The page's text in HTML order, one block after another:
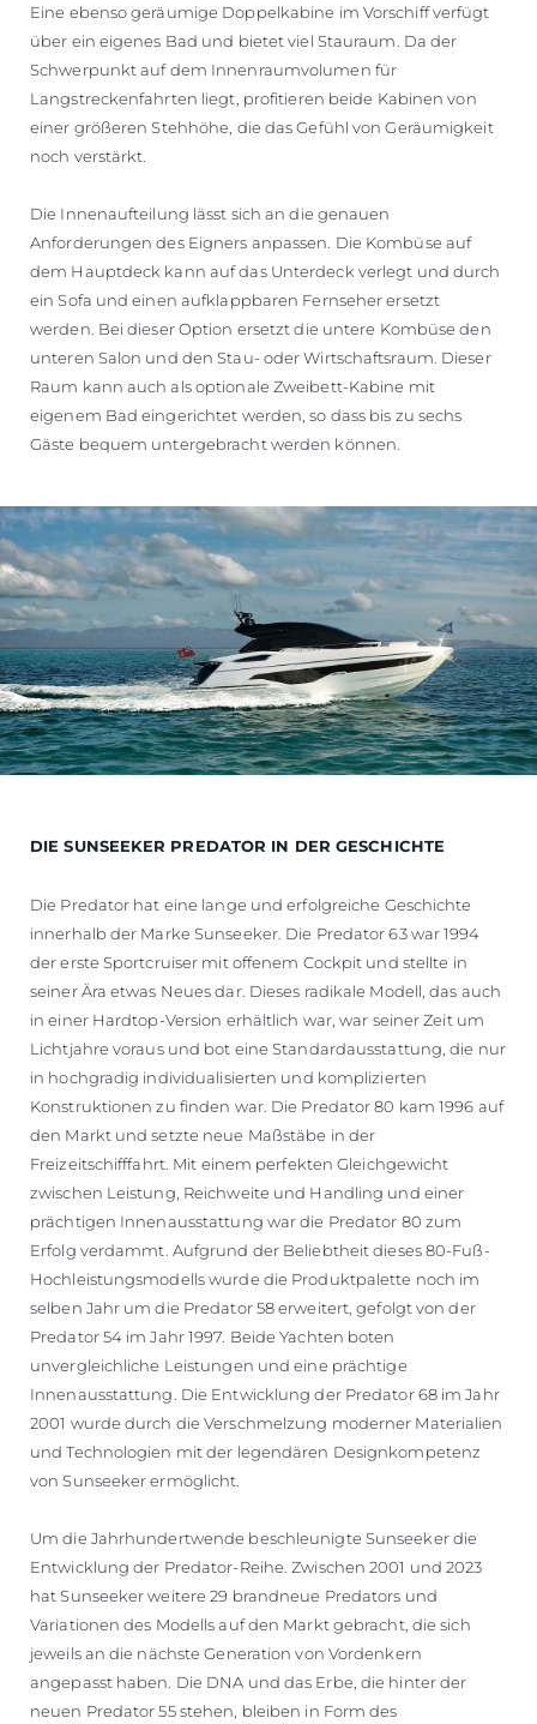
Eine ebenso geräumige Doppelkabine im Vorschiff verfügt
über ein eigenes Bad und bietet viel Stauraum. Da der
Schwerpunkt auf dem Innenraumvolumen für
Langstreckenfahrten liegt, profitieren beide Kabinen von
einer größeren Stehhöhe, die das Gefühl von Geräumigkeit
noch verstärkt.
Die Innenaufteilung lässt sich an die genauen
Anforderungen des Eigners anpassen. Die Kombüse auf
dem Hauptdeck kann auf das Unterdeck verlegt und durch
ein Sofa und einen aufklappbaren Fernseher ersetzt
werden. Bei dieser Option ersetzt die untere Kombüse den
unteren Salon und den Stau- oder Wirtschaftsraum. Dieser
Raum kann auch als optionale Zweibett-Kabine mit
eigenem Bad eingerichtet werden, so dass bis zu sechs
Gäste bequem untergebracht werden können.
DIE SUNSEEKER PREDATOR IN DER GESCHICHTE
Die Predator hat eine lange und erfolgreiche Geschichte
innerhalb der Marke Sunseeker. Die Predator 63 war 1994
der erste Sportcruiser mit offenem Cockpit und stellte in
seiner Ära etwas Neues dar. Dieses radikale Modell, das auch
in einer Hardtop-Version erhältlich war, war seiner Zeit um
Lichtjahre voraus und bot eine Standardausstattung, die nur
in hochgradig individualisierten und komplizierten
Konstruktionen zu finden war. Die Predator 80 kam 1996 auf
den Markt und setzte neue Maßstäbe in der
Freizeitschifffahrt. Mit einem perfekten Gleichgewicht
zwischen Leistung, Reichweite und Handling und einer
prächtigen Innenausstattung war die Predator 80 zum
Erfolg verdammt. Aufgrund der Beliebtheit dieses 80-Fuß-
Hochleistungsmodells wurde die Produktpalette noch im
selben Jahr um die Predator 58 erweitert, gefolgt von der
Predator 54 im Jahr 1997. Beide Yachten boten
unvergleichliche Leistungen und eine prächtige
Innenausstattung. Die Entwicklung der Predator 68 im Jahr
2001 wurde durch die Verschmelzung moderner Materialien
und Technologien mit der legendären Designkompetenz
von Sunseeker ermöglicht.
Um die Jahrhundertwende beschleunigte Sunseeker die
Entwicklung der Predator-Reihe. Zwischen 2001 und 2023
hat Sunseeker weitere 29 brandneue Predators und
Variationen des Modells auf den Markt gebracht, die sich
jeweils an die nächste Generation von Vordenkern
angepasst haben. Die DNA und das Erbe, die hinter der
neuen Predator 55 stehen, bleiben in Form des